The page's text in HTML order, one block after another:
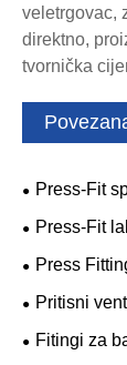
veletrgovac,
direktno,
tvornička
Press-Fit
Press-Fit
Press
Pritisni
Fitingi za